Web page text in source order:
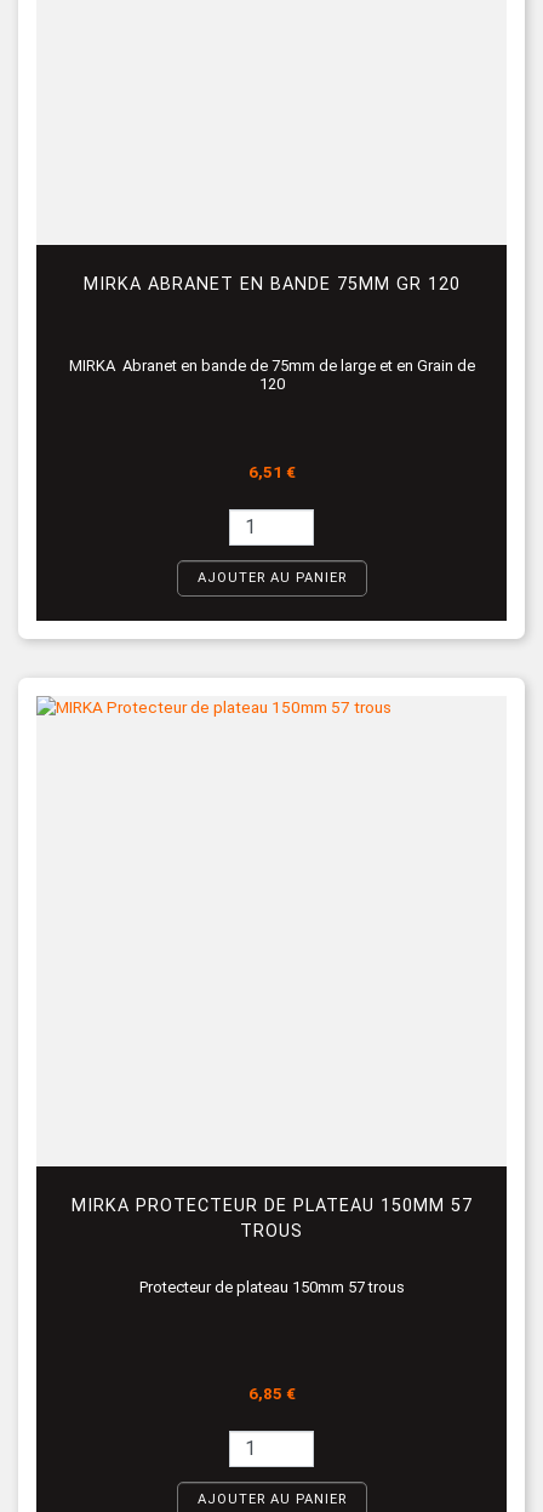
MIRKA ABRANET EN BANDE 75MM GR 120
MIRKA Abranet en bande de 75mm de large et en Grain de
120
Prix
6,51 €
AJOUTER AU PANIER
MIRKA PROTECTEUR DE PLATEAU 150MM 57
TROUS
Protecteur de plateau 150mm 57 trous
Prix
6,85 €
AJOUTER AU PANIER